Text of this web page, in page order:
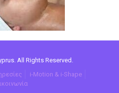
All Rights Reserved.
i-Motion & i-Shape